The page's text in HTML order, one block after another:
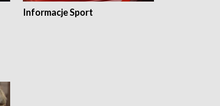
Informacje Sport